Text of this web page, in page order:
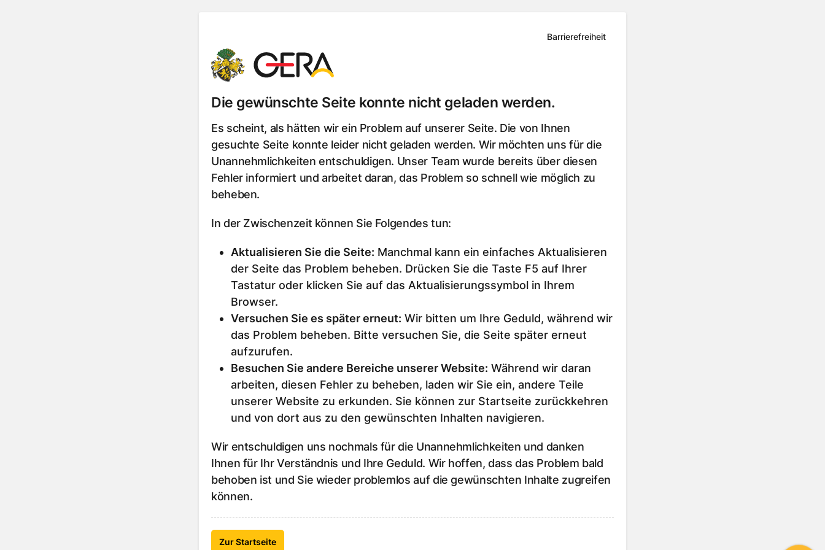
Barrierefreiheit
Die gewünschte Seite konnte nicht geladen werden.
Es scheint, als hätten wir ein Problem auf unserer Seite. Die von Ihnen
gesuchte Seite konnte leider nicht geladen werden. Wir möchten uns für die
Unannehmlichkeiten entschuldigen. Unser Team wurde bereits über diesen
Fehler informiert und arbeitet daran, das Problem so schnell wie möglich zu
beheben.
In der Zwischenzeit können Sie Folgendes tun:
Aktualisieren Sie die Seite: Manchmal kann ein einfaches Aktualisieren
der Seite das Problem beheben. Drücken Sie die Taste F5 auf Ihrer
Tastatur oder klicken Sie auf das Aktualisierungssymbol in Ihrem
Browser.
Versuchen Sie es später erneut: Wir bitten um Ihre Geduld, während wir
das Problem beheben. Bitte versuchen Sie, die Seite später erneut
aufzurufen.
Besuchen Sie andere Bereiche unserer Website: Während wir daran
arbeiten, diesen Fehler zu beheben, laden wir Sie ein, andere Teile
unserer Website zu erkunden. Sie können zur Startseite zurückkehren
und von dort aus zu den gewünschten Inhalten navigieren.
Wir entschuldigen uns nochmals für die Unannehmlichkeiten und danken
Ihnen für Ihr Verständnis und Ihre Geduld. Wir hoffen, dass das Problem bald
behoben ist und Sie wieder problemlos auf die gewünschten Inhalte zugreifen
können.
Zur Startseite